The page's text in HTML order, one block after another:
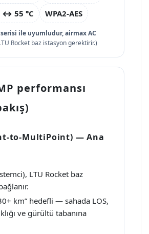
↔ 55 °C WPA2-AES
serisi ile uyumludur, airmax AC
Rocket baz istasyon gerektirir.)
performansı
to-MultiPoint) — Ana
LTU Rocket baz
km” hedefli — sahada LOS,
ve gürültü tabanına